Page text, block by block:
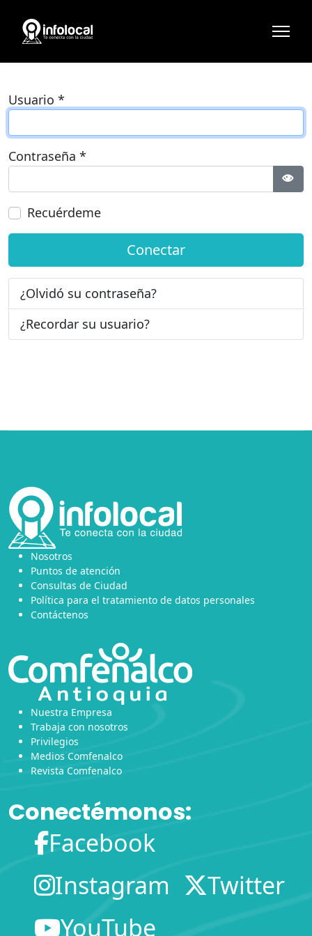
Usuario *
Contraseña *
Recuérdeme
Conectar
¿Olvidó su contraseña?
¿Recordar su usuario?
Nosotros
Puntos de atención
Consultas de Ciudad
Política para el tratamiento de datos personales
Contáctenos
Nuestra Empresa
Trabaja con nosotros
Privilegios
Medios Comfenalco
Revista Comfenalco
Conectémonos:
Facebook
Instagram
Twitter
YouTube